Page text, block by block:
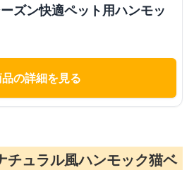
ズン快適ペット用ハンモッ
の詳細を見る
チュラル風ハンモック猫ベ